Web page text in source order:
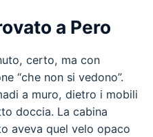
a Pero
certo, ma con
“che non si vedono”.
a muro, dietro i mobili
doccia. La cabina
aveva quel velo opaco